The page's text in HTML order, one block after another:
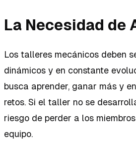
La Necesidad de
Los talleres mecánicos deben
dinámicos y en constante
busca aprender, ganar más y
retos. Si el taller no se
riesgo de perder a los
equipo.